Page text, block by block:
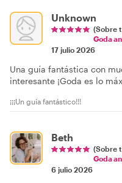
Unknown
(Sobre
Goda
17 julio 2026
Una guía fantástica con
interesante ¡Goda es lo
¡¡¡Un guía fantástico!!!
Beth
(Sobre
Goda
6 julio 2026